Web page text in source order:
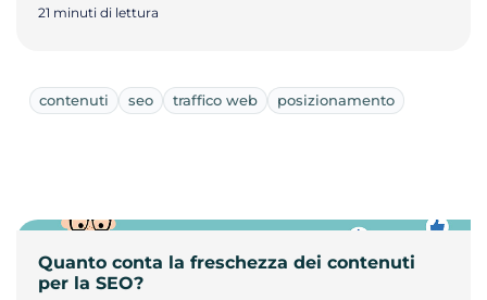
21 minuti di lettura
contenuti seo traffico web posizionamento
Quanto conta la freschezza dei contenuti
per la SEO?